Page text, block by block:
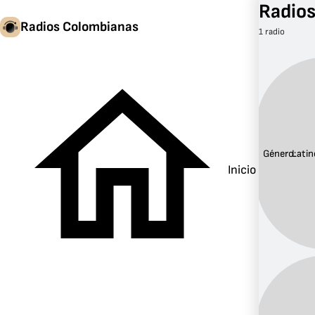
Radios Colombianas
Inicio
1 radio
Género: